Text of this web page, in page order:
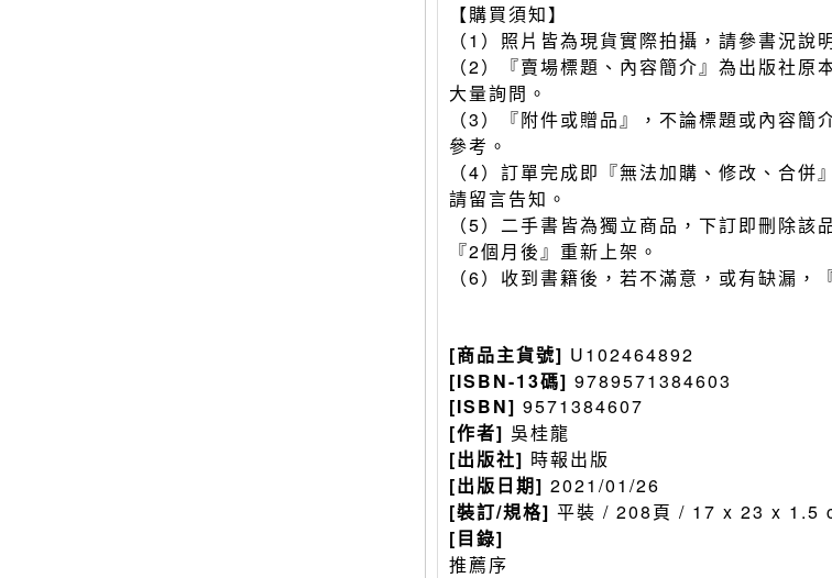
【購買須知】
（1）照片皆為現貨實際拍攝，請參書況說
（2）『賣場標題、內容簡介』為出版社
大量詢問。
（3）『附件或贈品』，不論標題或內容
參考。
（4）訂單完成即『無法加購、修改、合
請留言告知。
（5）二手書皆為獨立商品，下訂即刪除
『2個月後』重新上架。
（6）收到書籍後，若不滿意，或有缺漏，
[商品主貨號] U102464892
[ISBN-13碼] 9789571384603
[ISBN] 9571384607
[作者] 吳桂龍
[出版社] 時報出版
[出版日期] 2021/01/26
[裝訂/規格] 平裝 / 208頁 / 17 x 23 x 1.5
[目錄]
推薦序